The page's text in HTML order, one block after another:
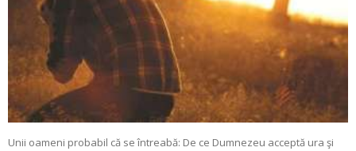
Unii oameni probabil că se întreabă: De ce Dumnezeu acceptă ura şi